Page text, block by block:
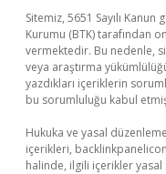
Sitemiz, 5651 Sayılı
Kurumu (BTK) tarafından
vermektedir. Bu nedenle,
veya araştırma
yazdıkları içeriklerin
bu sorumluluğu kabul etmiş
Hukuka ve yasal
içerikleri,
halinde, ilgili içerikler yasal